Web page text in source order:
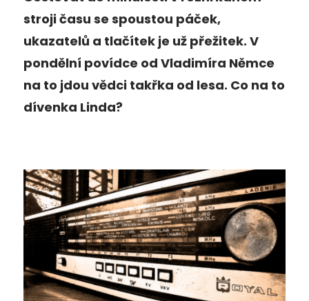
stroji času se spoustou páček,
ukazatelů a tlačítek je už přežitek. V
pondělní povídce od Vladimíra Němce
na to jdou vědci takřka od lesa. Co na to
dívenka Linda?